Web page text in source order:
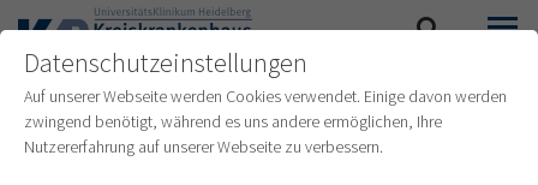
Datenschutzeinstellungen
Auf unserer Webseite werden Cookies verwendet. Einige davon werden
zwingend benötigt, während es uns andere ermöglichen, Ihre
Nutzererfahrung auf unserer Webseite zu verbessern.